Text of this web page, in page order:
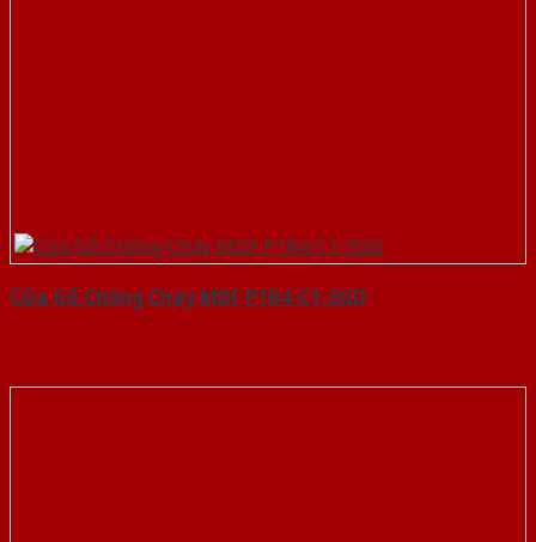
Cửa Gỗ Chống Cháy MDF P1R4-C1-SGD